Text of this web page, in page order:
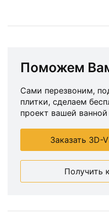
Поможем
Сами перезвоним,
плитки, сделаем
проект вашей
Заказать 3D-
Получить